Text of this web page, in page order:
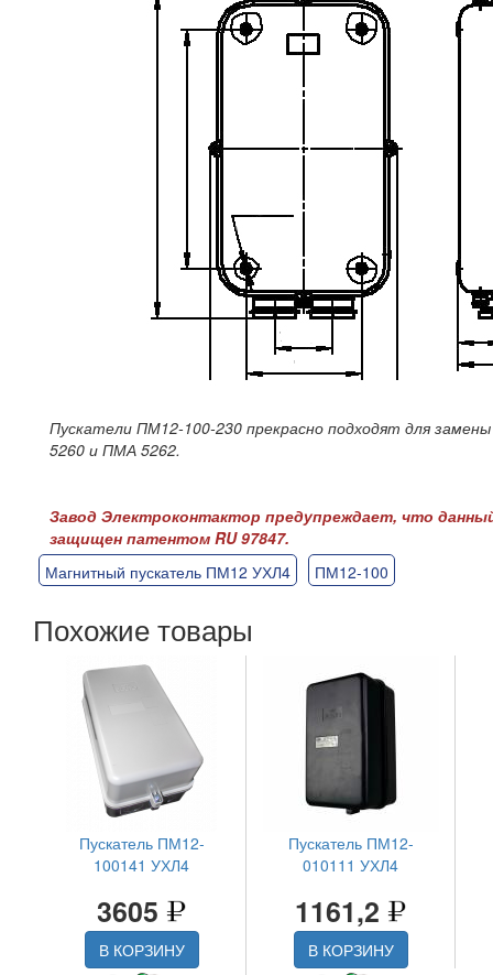
Пускатели ПМ12-100-230 прекрасно подходят для
5260 и ПМА 5262.
Завод Электроконтактор предупреждает, что
защищен патентом RU 97847.
Магнитный пускатель ПМ12 УХЛ4
ПМ12-100
Похожие товары
Пускатель ПМ12-
100141 УХЛ4
3605
В КОРЗИНУ
Пускатель ПМ12-
010111 УХЛ4
1161,2
В КОРЗИНУ